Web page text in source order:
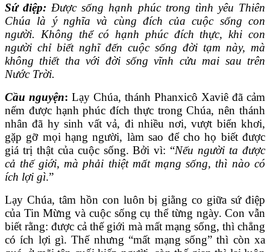
Sứ điệp: Được sống hạnh phúc trong tình yêu Thiên
Chúa là ý nghĩa và cùng đích của cuộc sống con
người. Không thể có hạnh phúc đích thực, khi con
người chỉ biết nghĩ đến cuộc sống đời tạm này, mà
không thiết tha với đời sống vĩnh cửu mai sau trên
Nước Trời.
Cầu nguyện: Lạy Chúa, thánh Phanxicô Xaviê đã cảm
nếm được hạnh phúc đích thực trong Chúa, nên thánh
nhân đã hy sinh vất vả, đi nhiều nơi, vượt biển khơi,
gặp gỡ mọi hạng người, làm sao để cho họ biết được
giá trị thật của cuộc sống. Bởi vì: “Nếu người ta được
cả thế giới, mà phải thiệt mất mạng sống, thì nào có
ích lợi gì.”
Lạy Chúa, tâm hồn con luôn bị giằng co giữa sứ điệp
của Tin Mừng và cuộc sống cụ thể từng ngày. Con vẫn
biết rằng: được cả thế giới mà mất mạng sống, thì chẳng
có ích lợi gì. Thế nhưng “mất mạng sống” thì còn xa